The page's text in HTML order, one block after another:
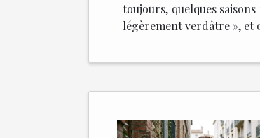
toujours, quelques
légèrement verdâtre », et